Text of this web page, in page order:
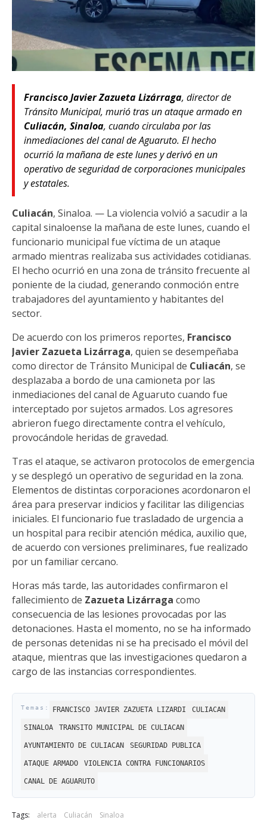
Francisco Javier Zazueta Lizárraga, director de
Tránsito Municipal, murió tras un ataque armado en
Culiacán, Sinaloa, cuando circulaba por las
inmediaciones del canal de Aguaruto. El hecho
ocurrió la mañana de este lunes y derivó en un
operativo de seguridad de corporaciones municipales
y estatales.
Culiacán, Sinaloa. — La violencia volvió a sacudir a la
capital sinaloense la mañana de este lunes, cuando el
funcionario municipal fue víctima de un ataque
armado mientras realizaba sus actividades cotidianas.
El hecho ocurrió en una zona de tránsito frecuente al
poniente de la ciudad, generando conmoción entre
trabajadores del ayuntamiento y habitantes del
sector.
De acuerdo con los primeros reportes, Francisco
Javier Zazueta Lizárraga, quien se desempeñaba
como director de Tránsito Municipal de Culiacán, se
desplazaba a bordo de una camioneta por las
inmediaciones del canal de Aguaruto cuando fue
interceptado por sujetos armados. Los agresores
abrieron fuego directamente contra el vehículo,
provocándole heridas de gravedad.
Tras el ataque, se activaron protocolos de emergencia
y se desplegó un operativo de seguridad en la zona.
Elementos de distintas corporaciones acordonaron el
área para preservar indicios y facilitar las diligencias
iniciales. El funcionario fue trasladado de urgencia a
un hospital para recibir atención médica, auxilio que,
de acuerdo con versiones preliminares, fue realizado
por un familiar cercano.
Horas más tarde, las autoridades confirmaron el
fallecimiento de Zazueta Lizárraga como
consecuencia de las lesiones provocadas por las
detonaciones. Hasta el momento, no se ha informado
de personas detenidas ni se ha precisado el móvil del
ataque, mientras que las investigaciones quedaron a
cargo de las instancias correspondientes.
FRANCISCO JAVIER ZAZUETA LIZARDI CULIACAN
SINALOA TRANSITO MUNICIPAL DE CULIACAN
AYUNTAMIENTO DE CULIACAN SEGURIDAD PUBLICA
ATAQUE ARMADO VIOLENCIA CONTRA FUNCIONARIOS
CANAL DE AGUARUTO
Tags: alerta Culiacán Sinaloa